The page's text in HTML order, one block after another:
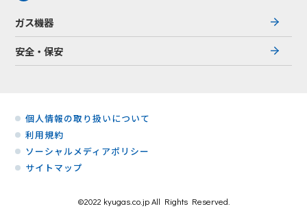
ガス機器
安全・保安
個人情報の取り扱いについて
利用規約
ソーシャルメディアポリシー
サイトマップ
©2022 kyugas.co.jp All Rights Reserved.